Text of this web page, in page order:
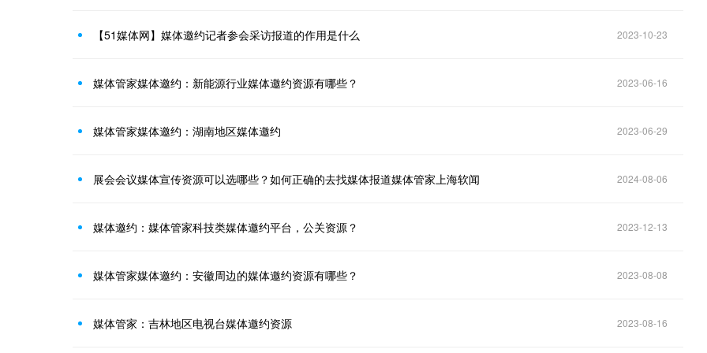
【51媒体网】媒体邀约记者参会采访报道的作用是什么 2023-10-23
媒体管家媒体邀约：新能源行业媒体邀约资源有哪些？ 2023-06-16
媒体管家媒体邀约：湖南地区媒体邀约 2023-06-29
展会会议媒体宣传资源可以选哪些？如何正确的去找媒体报道媒体管家上海软闻 2024-08-06
媒体邀约：媒体管家科技类媒体邀约平台，公关资源？ 2023-12-13
媒体管家媒体邀约：安徽周边的媒体邀约资源有哪些？ 2023-08-08
媒体管家：吉林地区电视台媒体邀约资源 2023-08-16